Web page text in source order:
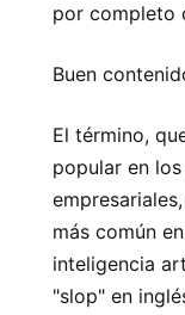
por completo
Buen
El término,
popular en
más común
inteligencia
"slop" en